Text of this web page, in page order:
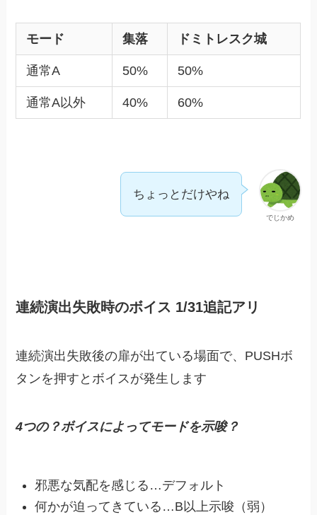
モード 集落 ドミトレスク城
通常A 50% 50%
通常A以外 40% 60%
でじかめ
ちょっとだけやね
連続演出失敗時のボイス 1/31追記アリ
連続演出失敗後の扉が出ている場面で、PUSHボ
タンを押すとボイスが発生します
4つの？ボイスによってモードを示唆？
邪悪な気配を感じる…デフォルト
何かが迫ってきている…B以上示唆（弱）